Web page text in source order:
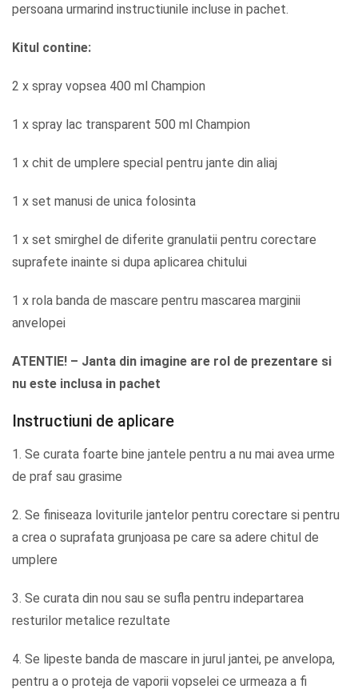
persoana urmarind instructiunile incluse in pachet.
Kitul contine:
2 x spray vopsea 400 ml Champion
1 x spray lac transparent 500 ml Champion
1 x chit de umplere special pentru jante din aliaj
1 x set manusi de unica folosinta
1 x set smirghel de diferite granulatii pentru corectare
suprafete inainte si dupa aplicarea chitului
1 x rola banda de mascare pentru mascarea marginii
anvelopei
ATENTIE! – Janta din imagine are rol de prezentare si
nu este inclusa in pachet
Instructiuni de aplicare
1. Se curata foarte bine jantele pentru a nu mai avea urme
de praf sau grasime
2. Se finiseaza loviturile jantelor pentru corectare si pentru
a crea o suprafata grunjoasa pe care sa adere chitul de
umplere
3. Se curata din nou sau se sufla pentru indepartarea
resturilor metalice rezultate
4. Se lipeste banda de mascare in jurul jantei, pe anvelopa,
pentru a o proteja de vaporii vopselei ce urmeaza a fi